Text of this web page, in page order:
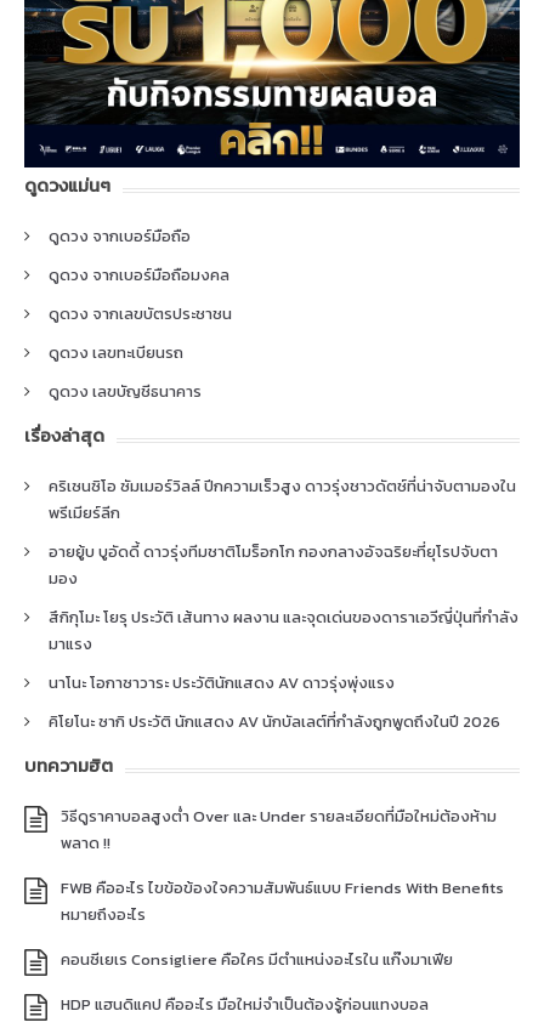
ดูดวงแม่นๆ
ดูดวง จากเบอร์มือถือ
ดูดวง จากเบอร์มือถือมงคล
ดูดวง จากเลขบัตรประชาชน
ดูดวง เลขทะเบียนรถ
ดูดวง เลขบัญชีธนาคาร
เรื่องล่าสุด
คริเซนซิโอ ซัมเมอร์วิลล์ ปีกความเร็วสูง ดาวรุ่งชาวดัตช์ที่น่าจับตามองใน
พรีเมียร์ลีก
อายยู้บ บูอัดดี้ ดาวรุ่งทีมชาติโมร็อกโก กองกลางอัจฉริยะที่ยุโรปจับตา
มอง
สึกิกุโมะ โยรุ ประวัติ เส้นทาง ผลงาน และจุดเด่นของดาราเอวีญี่ปุ่นที่กำลัง
มาแรง
นาโนะ โอกาซาวาระ ประวัตินักแสดง AV ดาวรุ่งพุ่งแรง
คิโยโนะ ซากิ ประวัติ นักแสดง AV นักบัลเลต์ที่กำลังถูกพูดถึงในปี 2026
บทความฮิต
วิธีดูราคาบอลสูงต่ำ Over และ Under รายละเอียดที่มือใหม่ต้องห้าม
พลาด !!
FWB คืออะไร ไขข้อข้องใจความสัมพันธ์แบบ Friends With Benefits
หมายถึงอะไร
คอนซีเยเร Consigliere คือใคร มีตำแหน่งอะไรใน แก๊งมาเฟีย
HDP แฮนดิแคป คืออะไร มือใหม่จำเป็นต้องรู้ก่อนแทงบอล